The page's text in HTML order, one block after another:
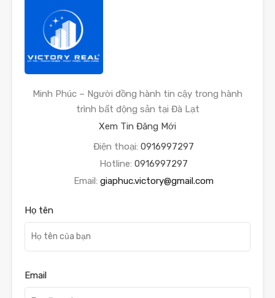
Minh Phúc – Người đồng hành tin cậy trong hành
trình bất động sản tại Đà Lạt
Xem Tin Đăng Mới
Điện thoại: 0916997297
Hotline: 0916997297
Email: giaphuc.victory@gmail.com
Họ tên
Email